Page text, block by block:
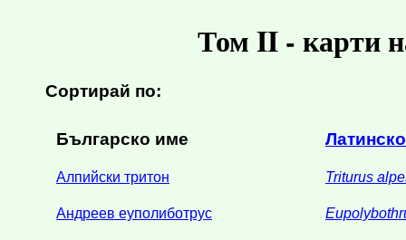
Том II - карти
Сортирай по:
Българско име
Алпийски тритон Triturus
Андреев еуполиботрус